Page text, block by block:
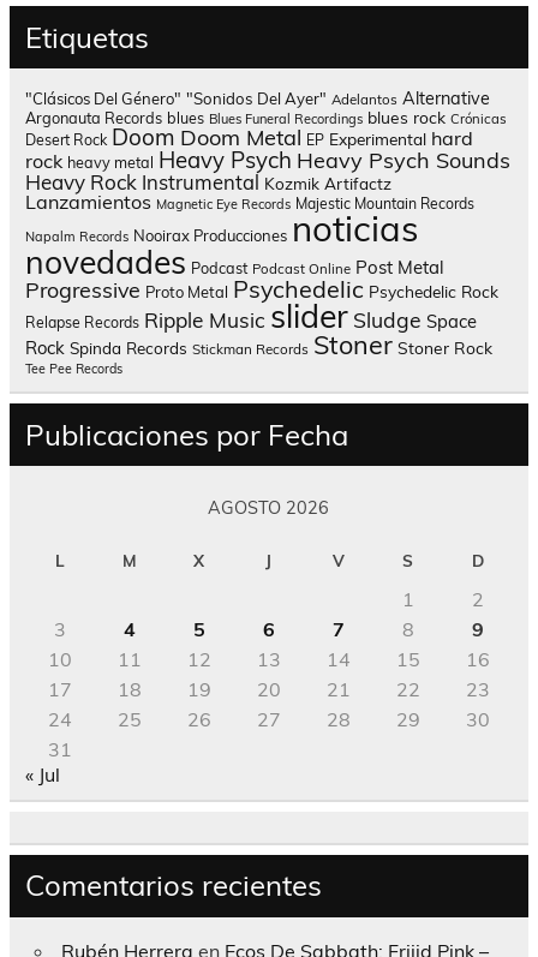
Etiquetas
"Clásicos Del Género" "Sonidos Del Ayer" Adelantos Alternative
Argonauta Records blues Blues Funeral Recordings blues rock Crónicas
Desert Rock Doom Doom Metal EP Experimental hard
rock heavy metal Heavy Psych Heavy Psych Sounds
Heavy Rock Instrumental Kozmik Artifactz
Lanzamientos Magnetic Eye Records Majestic Mountain Records
Napalm Records Nooirax Producciones noticias
novedades Podcast Podcast Online Post Metal
Progressive Proto Metal Psychedelic Psychedelic Rock
Relapse Records Ripple Music slider Sludge Space
Rock Spinda Records Stickman Records Stoner Stoner Rock
Tee Pee Records
Publicaciones por Fecha
AGOSTO 2026
L M X J V S D
1
2
3
4 5 6 7 8
9
10
11 12 13 14 15
16
17
18 19 20 21 22
23
24
25 26 27 28 29
30
31
« Jul
Comentarios recientes
Rubén Herrera en Ecos De Sabbath; Frijid Pink –